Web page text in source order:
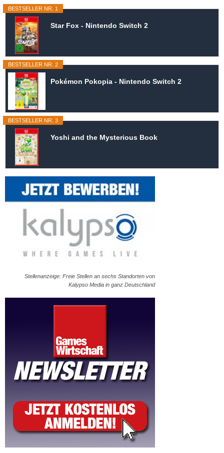
BESTSELLER NR. 1
Star Fox - Nintendo Switch 2
BESTSELLER NR. 2
Pokémon Pokopia - Nintendo Switch 2
BESTSELLER NR. 3
Yoshi and the Mysterious Book
Stellenanzeige: Freie Stellen an sechs Standorten von
Kalypso Media in ganz Deutschland